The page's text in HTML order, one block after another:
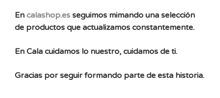
En calashop.es seguimos mimando una selección
de productos que actualizamos constantemente.
En Cala cuidamos lo nuestro, cuidamos de ti.
Gracias por seguir formando parte de esta historia.